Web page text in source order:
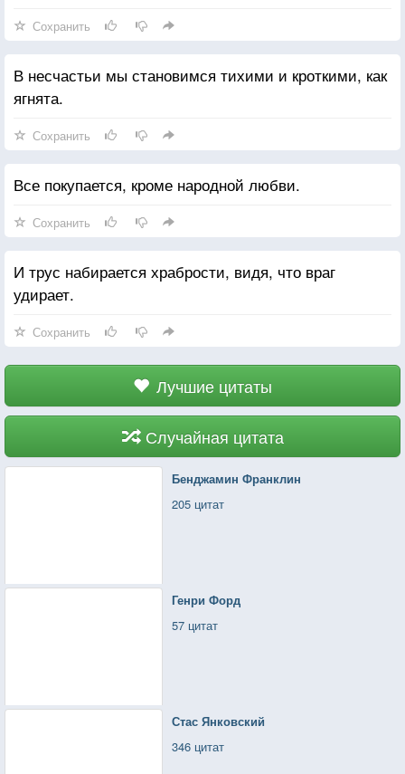
Сохранить
В несчастьи мы становимся тихими и кроткими, как
ягнята.
Сохранить
Все покупается, кроме народной любви.
Сохранить
И трус набирается храбрости, видя, что враг
удирает.
Сохранить
Лучшие цитаты
Случайная цитата
Бенджамин Франклин
205 цитат
Генри Форд
57 цитат
Стас Янковский
346 цитат